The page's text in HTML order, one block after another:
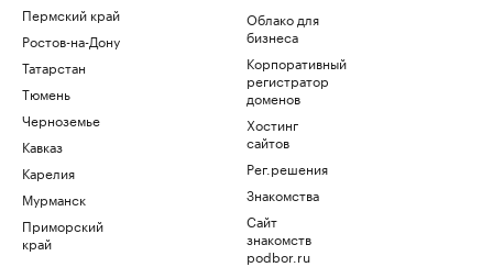
Пермский край
Ростов-на-Дону
Татарстан
Тюмень
Черноземье
Кавказ
Карелия
Мурманск
Приморский
край
Облако для
бизнеса
Корпоративный
регистратор
доменов
Хостинг
сайтов
Рег.решения
Знакомства
Сайт
знакомств
podbor.ru